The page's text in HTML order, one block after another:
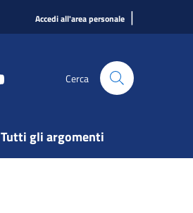
Accedi all'area personale |
Cerca
Tutti gli argomenti